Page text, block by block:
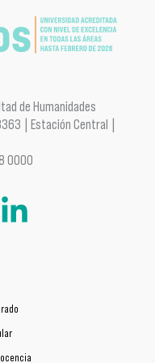
de Humanidades
| Estación Central |
0000